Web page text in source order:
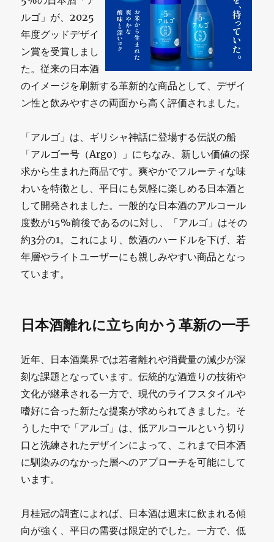
ルゴ」が、2025
年度グッドデザイ
ン賞を受賞しまし
た。従来の日本酒
のイメージを刷新する革新的な商品として、デザイ
ン性と飲みやすさの両面から高く評価されました。
「アルゴ」は、ギリシャ神話に登場する伝説の船
「アルゴー号（Argo）」にちなみ、新しい価値の探
求から生まれた商品です。爽やかでフルーティな味
わいを特徴とし、平日にも気軽に楽しめる日本酒と
して開発されました。一般的な日本酒のアルコール
度数が15%前後であるのに対し、「アルゴ」はその
約3分の1。これにより、飲酒のハードルを下げ、若
年層やライトユーザーにも親しみやすい商品となっ
ています。
日本酒離れに立ち向かう革新の一手
近年、日本酒業界では若者離れや消費量の減少が深
刻な課題となっています。伝統的な酒造りの技術や
文化が継承される一方で、現代のライフスタイルや
嗜好に合った新たな提案が求められてきました。そ
うした中で「アルゴ」は、低アルコールという切り
口と洗練されたデザインによって、これまで日本酒
に馴染みのなかった層へのアプローチを可能にして
います。
月桂冠の調査によれば、日本酒は週末に飲まれる傾
向が強く、平日の需要は限定的でした。一方で、低